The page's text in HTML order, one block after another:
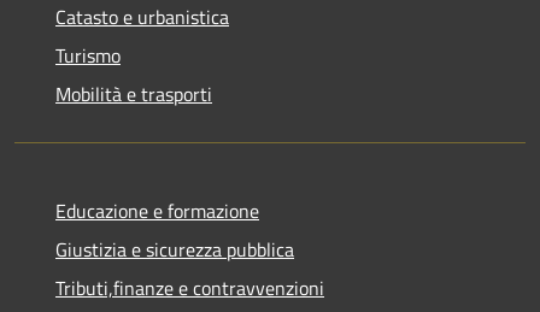
Catasto e urbanistica
Turismo
Mobilità e trasporti
Educazione e formazione
Giustizia e sicurezza pubblica
Tributi,finanze e contravvenzioni